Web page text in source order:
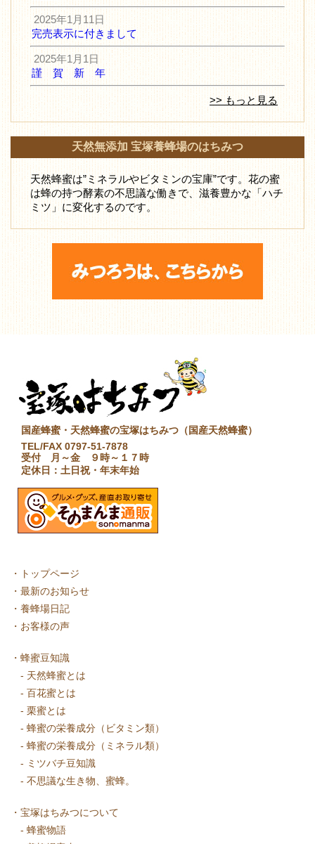
2025年1月11日
完売表示に付きまして
2025年1月1日
謹 賀 新 年
>> もっと見る
天然無添加 宝塚養蜂場のはちみつ
天然蜂蜜は”ミネラルやビタミンの宝庫”です。花の蜜
は蜂の持つ酵素の不思議な働きで、滋養豊かな「ハチ
ミツ」に変化するのです。
国産蜂蜜・天然蜂蜜の宝塚はちみつ（国産天然蜂蜜）
TEL/FAX 0797-51-7878
受付 月～金 ９時～１７時
定休日：土日祝・年末年始
・
トップページ
・ 最新のお知らせ
・ 養蜂場日記
・ お客様の声
・ 蜂蜜豆知識
- 天然蜂蜜とは
- 百花蜜とは
- 栗蜜とは
- 蜂蜜の栄養成分（ビタミン類）
- 蜂蜜の栄養成分（ミネラル類）
- ミツバチ豆知識
- 不思議な生き物、蜜蜂。
・ 宝塚はちみつについて
- 蜂蜜物語